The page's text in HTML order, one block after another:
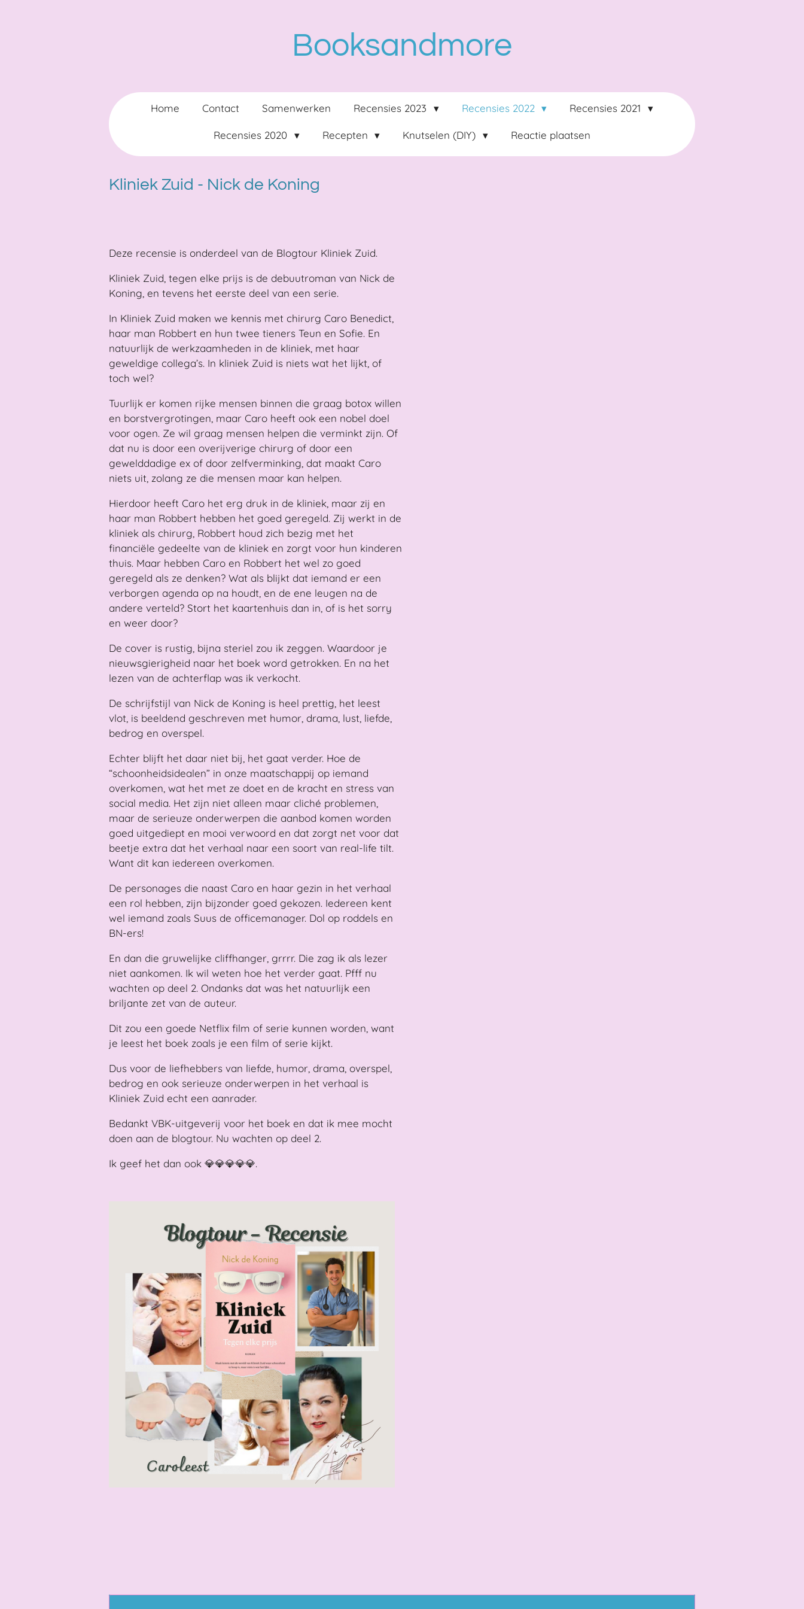
Booksandmore
Home Contact Samenwerken Recensies 2023 Recensies 2022 Recensies 2021
Recensies 2020 Recepten Knutselen (DIY) Reactie plaatsen
Kliniek Zuid - Nick de Koning
Deze recensie is onderdeel van de Blogtour Kliniek Zuid.
Kliniek Zuid, tegen elke prijs is de debuutroman van Nick de
Koning, en tevens het eerste deel van een serie.
In Kliniek Zuid maken we kennis met chirurg Caro Benedict,
haar man Robbert en hun twee tieners Teun en Sofie. En
natuurlijk de werkzaamheden in de kliniek, met haar
geweldige collega’s. In kliniek Zuid is niets wat het lijkt, of
toch wel?
Tuurlijk er komen rijke mensen binnen die graag botox willen
en borstvergrotingen, maar Caro heeft ook een nobel doel
voor ogen. Ze wil graag mensen helpen die verminkt zijn. Of
dat nu is door een overijverige chirurg of door een
gewelddadige ex of door zelfverminking, dat maakt Caro
niets uit, zolang ze die mensen maar kan helpen.
Hierdoor heeft Caro het erg druk in de kliniek, maar zij en
haar man Robbert hebben het goed geregeld. Zij werkt in de
kliniek als chirurg, Robbert houd zich bezig met het
financiële gedeelte van de kliniek en zorgt voor hun kinderen
thuis. Maar hebben Caro en Robbert het wel zo goed
geregeld als ze denken? Wat als blijkt dat iemand er een
verborgen agenda op na houdt, en de ene leugen na de
andere verteld? Stort het kaartenhuis dan in, of is het sorry
en weer door?
De cover is rustig, bijna steriel zou ik zeggen. Waardoor je
nieuwsgierigheid naar het boek word getrokken. En na het
lezen van de achterflap was ik verkocht.
De schrijfstijl van Nick de Koning is heel prettig, het leest
vlot, is beeldend geschreven met humor, drama, lust, liefde,
bedrog en overspel.
Echter blijft het daar niet bij, het gaat verder. Hoe de
“schoonheidsidealen” in onze maatschappij op iemand
overkomen, wat het met ze doet en de kracht en stress van
social media. Het zijn niet alleen maar cliché problemen,
maar de serieuze onderwerpen die aanbod komen worden
goed uitgediept en mooi verwoord en dat zorgt net voor dat
beetje extra dat het verhaal naar een soort van real-life tilt.
Want dit kan iedereen overkomen.
De personages die naast Caro en haar gezin in het verhaal
een rol hebben, zijn bijzonder goed gekozen. Iedereen kent
wel iemand zoals Suus de officemanager. Dol op roddels en
BN-ers!
En dan die gruwelijke cliffhanger, grrrr. Die zag ik als lezer
niet aankomen. Ik wil weten hoe het verder gaat. Pfff nu
wachten op deel 2. Ondanks dat was het natuurlijk een
briljante zet van de auteur.
Dit zou een goede Netflix film of serie kunnen worden, want
je leest het boek zoals je een film of serie kijkt.
Dus voor de liefhebbers van liefde, humor, drama, overspel,
bedrog en ook serieuze onderwerpen in het verhaal is
Kliniek Zuid echt een aanrader.
Bedankt VBK-uitgeverij voor het boek en dat ik mee mocht
doen aan de blogtour. Nu wachten op deel 2.
Ik geef het dan ook 💎💎💎💎💎.